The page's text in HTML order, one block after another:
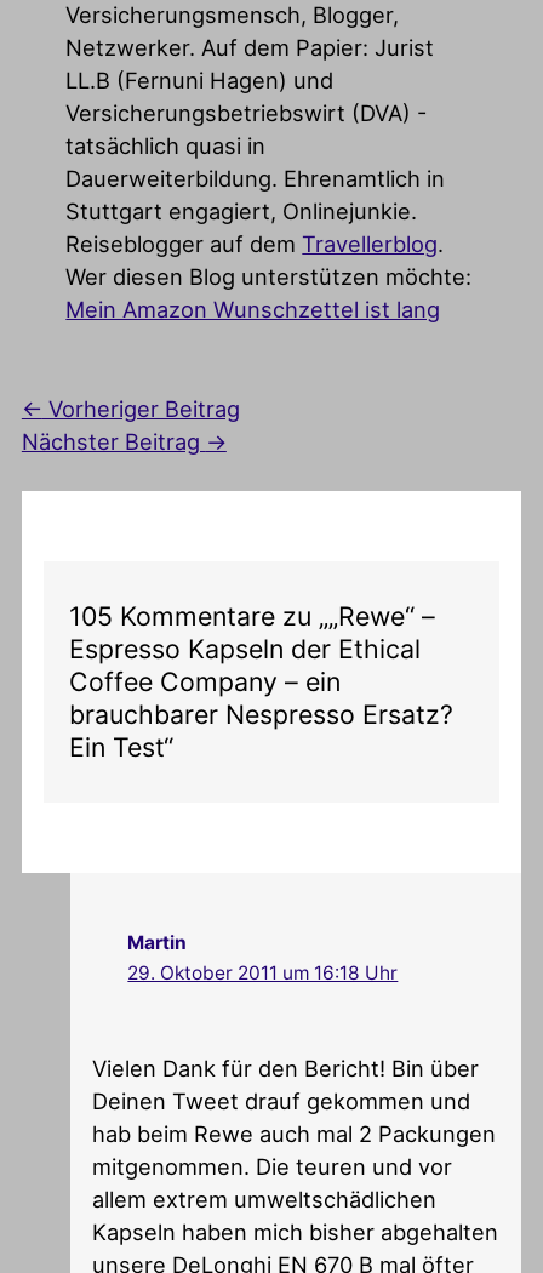
Versicherungsmensch, Blogger,
Netzwerker. Auf dem Papier: Jurist
LL.B (Fernuni Hagen) und
Versicherungsbetriebswirt (DVA) -
tatsächlich quasi in
Dauerweiterbildung. Ehrenamtlich in
Stuttgart engagiert, Onlinejunkie.
Reiseblogger auf dem Travellerblog.
Wer diesen Blog unterstützen möchte:
Mein Amazon Wunschzettel ist lang
← Vorheriger Beitrag
Nächster Beitrag →
105 Kommentare zu „„Rewe“ –
Espresso Kapseln der Ethical
Coffee Company – ein
brauchbarer Nespresso Ersatz?
Ein Test“
Martin
29. Oktober 2011 um 16:18 Uhr
Vielen Dank für den Bericht! Bin über
Deinen Tweet drauf gekommen und
hab beim Rewe auch mal 2 Packungen
mitgenommen. Die teuren und vor
allem extrem umweltschädlichen
Kapseln haben mich bisher abgehalten
unsere DeLonghi EN 670 B mal öfter